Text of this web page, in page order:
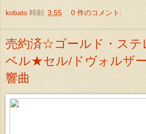
kobato 時刻: 3:55 0 件のコメント:
売約済☆ゴールド・ステ
ベル★セル/ドヴォルザ
響曲